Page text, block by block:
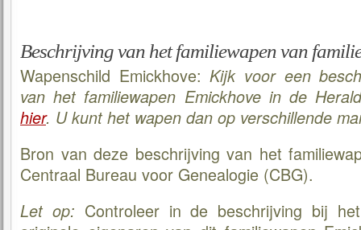
Beschrijving van het familiewapen van
Wapenschild Emickhove:Kijk voor een
van het familiewapen Emickhove in de
hier. U kunt het wapen dan op verschillende
Bron van deze beschrijving van het
Centraal Bureau voor Genealogie (CBG).
Let op: Controleer in de beschrijving bij